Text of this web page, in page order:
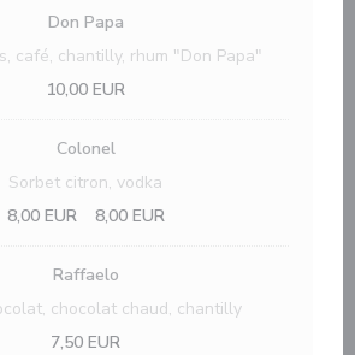
Don Papa
café, chantilly, rhum "Don Papa"
10,00 EUR
Colonel
Sorbet citron, vodka
8,00 EUR
8,00 EUR
Raffaelo
chocolat chaud, chantilly
7,50 EUR